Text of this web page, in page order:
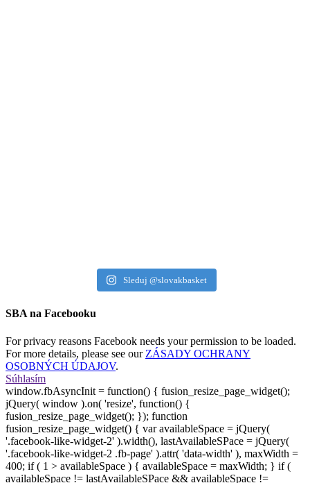
Sleduj @slovakbasket
SBA na Facebooku
For privacy reasons Facebook needs your permission to be loaded.
For more details, please see our ZÁSADY OCHRANY
OSOBNÝCH ÚDAJOV.
Súhlasím
window.fbAsyncInit = function() { fusion_resize_page_widget();
jQuery( window ).on( 'resize', function() {
fusion_resize_page_widget(); }); function
fusion_resize_page_widget() { var availableSpace = jQuery(
'.facebook-like-widget-2' ).width(), lastAvailableSPace = jQuery(
'.facebook-like-widget-2 .fb-page' ).attr( 'data-width' ), maxWidth =
400; if ( 1 > availableSpace ) { availableSpace = maxWidth; } if (
availableSpace != lastAvailableSPace && availableSpace !=